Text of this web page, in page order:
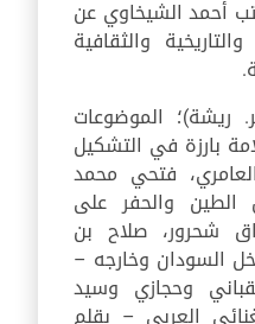
أحمد الشيخاوي عن
والثقافية
ريشة)؛ الموضوعات
بارزة في التشكيل
فتحي محمد
والحفر على
شحرور، صلاح بن
السودان وخارجه –
وحجازي وسيد
العربي – بقلم